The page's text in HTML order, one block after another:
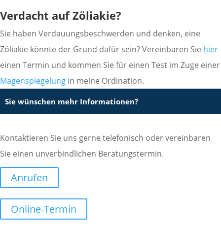
Verdacht auf Zöliakie?
Sie haben Verdauungsbeschwerden und denken, eine
Zöliakie könnte der Grund dafür sein? Vereinbaren Sie hier
einen Termin und kommen Sie für einen Test im Zuge einer
Magenspiegelung in meine Ordination.
Sie wünschen mehr Informationen?
Kontaktieren Sie uns gerne telefonisch oder vereinbaren
Sie einen unverbindlichen Beratungstermin.
Anrufen
Online-Termin